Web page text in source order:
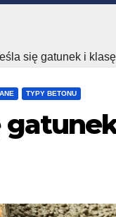
się gatunek i
TYPY BETONU